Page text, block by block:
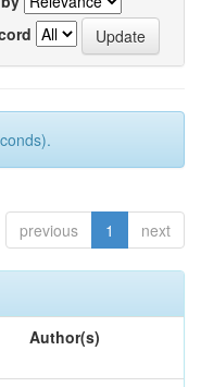
previous 1 next
Author(s)